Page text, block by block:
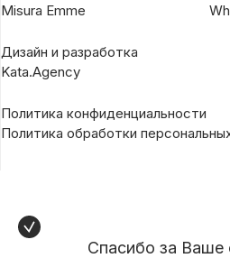
Misura Emme
Дизайн и разработка
Kata.Agency
Политика конфиденциальности
Политика обработки
Спасибо за Ваше